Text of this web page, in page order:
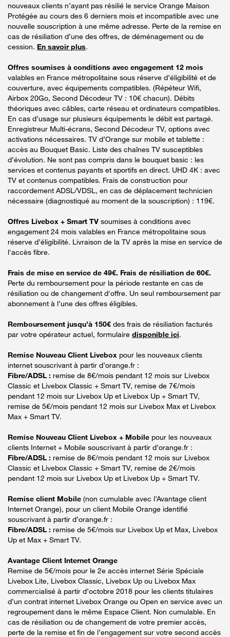
nouveaux clients n’ayant pas résilié le service Orange Maison
Protégée au cours des 6 derniers mois et incompatible avec une
nouvelle souscription à une même adresse. Perte de la remise en
cas de résiliation d’une des offres, de déménagement ou de
cession. En savoir plus.
Offres soumises à conditions avec engagement 12 mois
valables en France métropolitaine sous réserve d’éligibilité et de
couverture, avec équipements compatibles. (Répéteur Wifi,
Airbox 20Go, Second Décodeur TV : 10€ chacun). Débits
théoriques avec câbles, carte réseau et ordinateurs compatibles.
En cas d’usage sur plusieurs équipements le débit est partagé.
Enregistreur Multi-écrans, Second Décodeur TV, options avec
activations nécessaires. TV d’Orange sur mobile et tablette :
accès au Bouquet Basic. Liste des chaînes TV susceptibles
d’évolution. Ne sont pas compris dans le bouquet basic : les
services et contenus payants et sportifs en direct. UHD 4K : avec
TV et contenus compatibles. Frais de construction pour
raccordement ADSL/VDSL, en cas de déplacement technicien
nécessaire (diagnostiqué au moment de la souscription) : 119€.
Offres Livebox + Smart TV soumises à conditions avec
engagement 24 mois valables en France métropolitaine sous
réserve d’éligibilité. Livraison de la TV après la mise en service de
l'accès fibre.
Frais de mise en service de 49€. Frais de résiliation de 60€.
Perte du remboursement pour la période restante en cas de
résiliation ou de changement d'offre. Un seul remboursement par
abonnement à l’une des offres éligibles.
Remboursement jusqu’à 150€ des frais de résiliation facturés
par votre opérateur actuel, formulaire disponible ici.
Remise Nouveau Client Livebox pour les nouveaux clients
internet souscrivant à partir d’orange.fr :
Fibre/ADSL : remise de 8€/mois pendant 12 mois sur Livebox
Classic et Livebox Classic + Smart TV, remise de 7€/mois
pendant 12 mois sur Livebox Up et Livebox Up + Smart TV,
remise de 5€/mois pendant 12 mois sur Livebox Max et Livebox
Max + Smart TV.
Remise Nouveau Client Livebox + Mobile pour les nouveaux
clients Internet + Mobile souscrivant à partir d’orange.fr :
Fibre/ADSL : remise de 8€/mois pendant 12 mois sur Livebox
Classic et Livebox Classic + Smart TV, remise de 2€/mois
pendant 12 mois sur Livebox Up et Livebox Up + Smart TV.
Remise client Mobile (non cumulable avec l’Avantage client
Internet Orange), pour un client Mobile Orange identifié
souscrivant à partir d’orange.fr :
Fibre/ADSL : remise de 5€/mois sur Livebox Up et Max, Livebox
Up et Max + Smart TV.
Avantage Client Internet Orange
Remise de 5€/mois pour le 2e accès internet Série Spéciale
Livebox Lite, Livebox Classic, Livebox Up ou Livebox Max
commercialisé à partir d’octobre 2018 pour les clients titulaires
d’un contrat internet Livebox Orange ou Open en service avec un
regroupement dans le même Espace Client. Non cumulable. En
cas de résiliation ou de changement de votre premier accès,
perte de la remise et fin de l’engagement sur votre second accès